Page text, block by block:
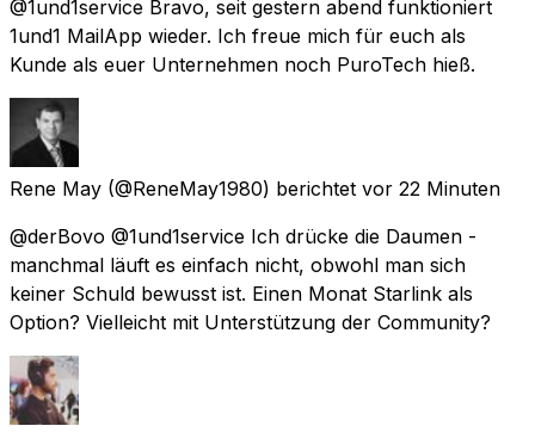
@1und1service Bravo, seit gestern abend funktioniert
1und1 MailApp wieder. Ich freue mich für euch als
Kunde als euer Unternehmen noch PuroTech hieß.
Rene May (@ReneMay1980) berichtet vor 22 Minuten
@derBovo @1und1service Ich drücke die Daumen -
manchmal läuft es einfach nicht, obwohl man sich
keiner Schuld bewusst ist. Einen Monat Starlink als
Option? Vielleicht mit Unterstützung der Community?